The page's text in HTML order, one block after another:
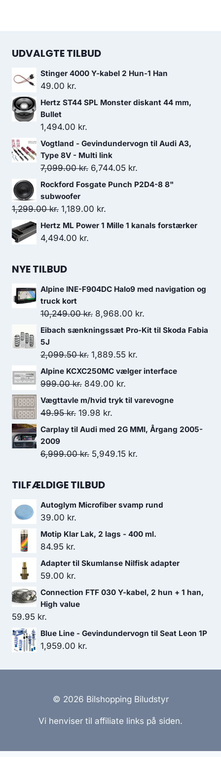
UDVALGTE TILBUD
Stinger 4000 Y-kabel 2 Hun-1 Han
49.00 kr.
Hertz ST44 SPL Monster diskant 44 mm,
Bullet
1,494.00 kr.
Vogtland - Gevindundervogn til Audi A3,
Type 8V - Multi link
7,099.00kr. Den
oprindelige
var:
7,099.00 kr..
6,744.05 kr.
aktuelle
6,744.05 kr..
Rockford Fosgate Punch P2D4-8 8"
subwoofer
1,299.00kr. Den
oprindelige
pris
1,189.00 kr.
aktuelle
Hertz ML Power 1 Mille 1 kanals forstærker
4,494.00 kr.
NYE TILBUD
Alpine INE-F904DC Halo9 med navigation og
truck kort
10,249.00kr. Den
oprindelige
var:
10,249.00 kr..
8,968.00 kr.
aktuelle
8,968.00 kr..
Eibach sænkningssæt Pro-Kit til Skoda Fabia
5J
2,099.50kr. Den
oprindelige
pris
2,099.50 kr..
1,889.55 kr.
aktuelle
1,889.55 kr..
Alpine KCXC250MC vælger interface
999.00kr. Den
oprindelige
pris
849.00 kr.
aktuelle
849.00 kr..
Vægttavle m/hvid tryk til varevogne
49.95kr. Den
oprindelige
var:
19.98 kr.
aktuelle
er:
Carplay til Audi med 2G MMI, Årgang 2005-
2009
6,999.00kr. Den
pris
6,999.00 kr..
5,949.15 kr.
5,949.15 kr..
TILFÆLDIGE TILBUD
Autoglym Microfiber svamp rund
39.00 kr.
Motip Klar Lak, 2 lags - 400 ml.
84.95 kr.
Adapter til Skumlanse Nilfisk adapter
59.00 kr.
Connection FTF 030 Y-kabel, 2 hun + 1 han,
High value
59.95 kr.
Blue Line - Gevindundervogn til Seat Leon 1P
1,959.00 kr.
© 2026 Bilshopping Biludstyr
Vi henviser til affiliate links på siden.